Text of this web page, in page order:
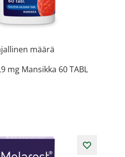
määrä
mg Mansikka 60 TABL